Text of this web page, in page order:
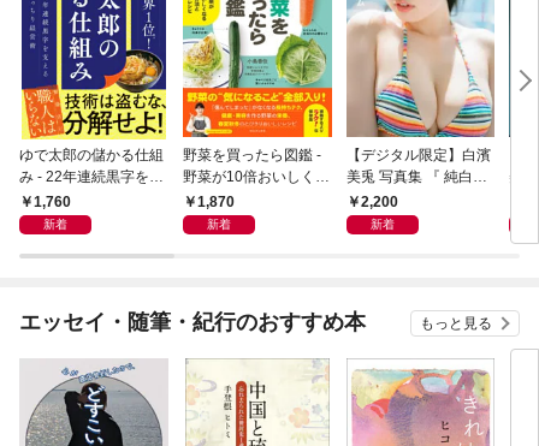
ゆで太郎の儲かる仕組
み - 22年連続黒字を支
えるがっちり経営術 -
1,760
新着
野菜を買ったら図鑑 -
野菜が10倍おいしくな
る保存法と64のレシピ
-
1,870
新着
【デジタル限定】白濱
美兎 写真集 『 純白の
プリズム 』
2,200
新着
美
エッセイ・随筆・紀行のおすすめ本 もっと見る